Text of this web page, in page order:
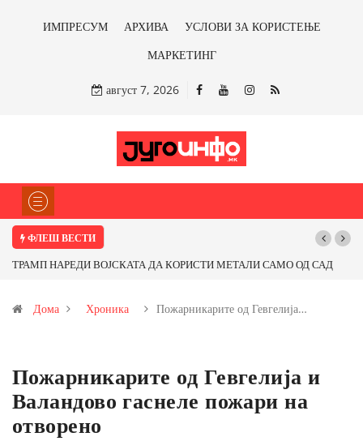
ИМПРЕСУМ АРХИВА
УСЛОВИ ЗА КОРИСТЕЊЕ
МАРКЕТИНГ
август 7, 2026
ФЛЕШ ВЕСТИ
ТРАМП НАРЕДИ ВОЈСКАТА ДА КОРИСТИ МЕТАЛИ САМО ОД САД
Иловица и со антимонот?
Дома Хроника Пожарникарите од Гевгелија…
Пожарникарите од Гевгелија и
Валандово гаснеле пожари на
отворено